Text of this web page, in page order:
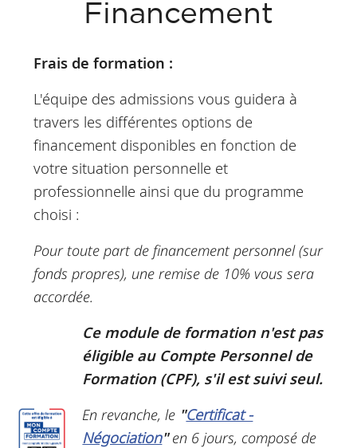
Financement
Frais de formation :
L'équipe des admissions vous guidera à
travers les différentes options de
financement disponibles en fonction de
votre situation personnelle et
professionnelle ainsi que du programme
choisi :
Pour toute part de financement personnel (sur
fonds propres), une remise de 10% vous sera
accordée.
Ce module de formation n'est pas
éligible au Compte Personnel de
Formation (CPF), s'il est suivi seul.
En revanche, le "Certificat -
Négociation"en 6 jours, composé de